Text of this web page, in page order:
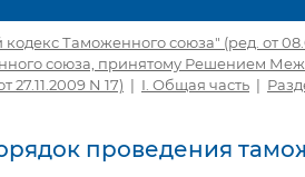
Таможенного союза" (ред. от
союза, принятому Решением
27.11.2009 N 17) | I. Общая часть |
проведения